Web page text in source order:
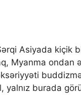
Asiyada kiçik
Myanma
yalnız burada